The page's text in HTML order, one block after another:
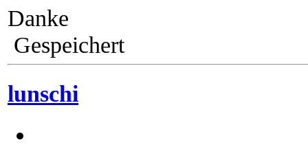
Danke
Gespeichert
lunschi